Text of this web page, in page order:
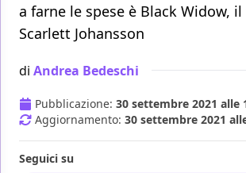
a farne le spese è Black Widow,
Scarlett Johansson
di Andrea Bedeschi
Pubblicazione: 30 settembre 2021 alle
Aggiornamento: 30 settembre 2021
Seguici su